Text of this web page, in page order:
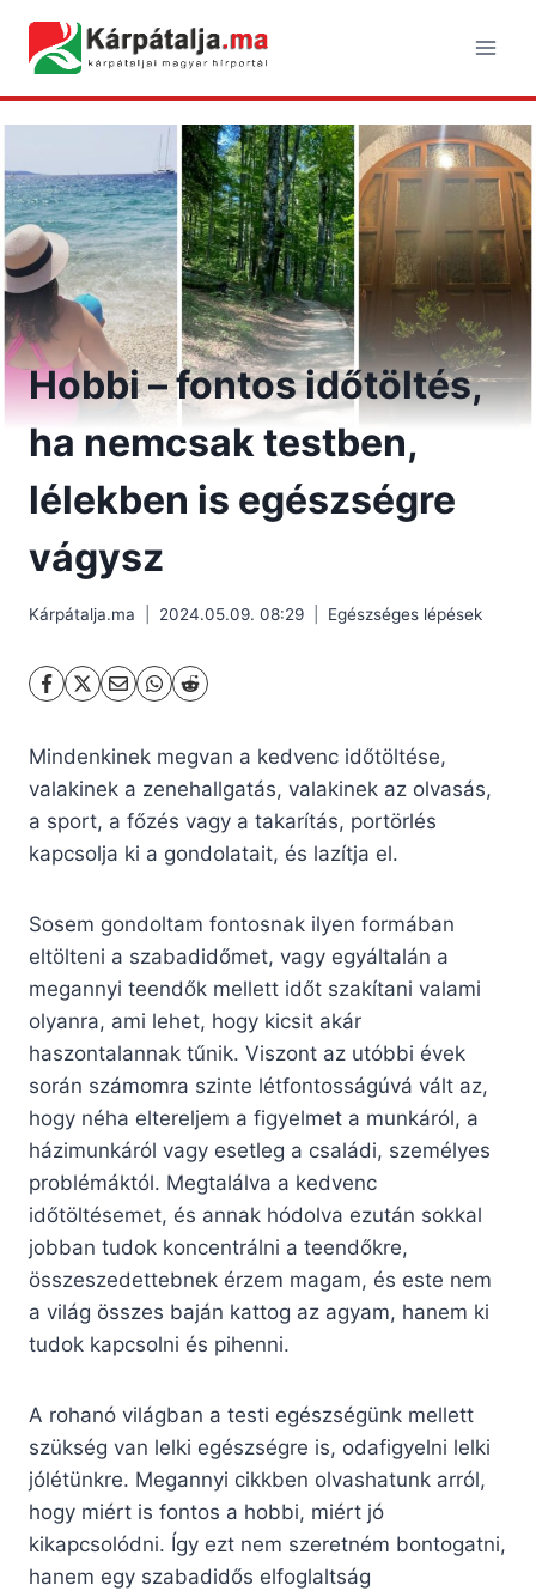
content
Hobbi – fontos időtöltés,
ha nemcsak testben,
lélekben is egészségre
vágysz
Kárpátalja.ma 2024.05.09. 08:29 Egészséges lépések
Mindenkinek megvan a kedvenc időtöltése,
valakinek a zenehallgatás, valakinek az olvasás,
a sport, a főzés vagy a takarítás, portörlés
kapcsolja ki a gondolatait, és lazítja el.
Sosem gondoltam fontosnak ilyen formában
eltölteni a szabadidőmet, vagy egyáltalán a
megannyi teendők mellett időt szakítani valami
olyanra, ami lehet, hogy kicsit akár
haszontalannak tűnik. Viszont az utóbbi évek
során számomra szinte létfontosságúvá vált az,
hogy néha eltereljem a figyelmet a munkáról, a
házimunkáról vagy esetleg a családi, személyes
problémáktól. Megtalálva a kedvenc
időtöltésemet, és annak hódolva ezután sokkal
jobban tudok koncentrálni a teendőkre,
összeszedettebnek érzem magam, és este nem
a világ összes baján kattog az agyam, hanem ki
tudok kapcsolni és pihenni.
A rohanó világban a testi egészségünk mellett
szükség van lelki egészségre is, odafigyelni lelki
jólétünkre. Megannyi cikkben olvashatunk arról,
hogy miért is fontos a hobbi, miért jó
kikapcsolódni. Így ezt nem szeretném bontogatni,
hanem egy szabadidős elfoglaltság